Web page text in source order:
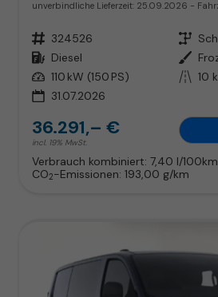
unverbindliche Lieferzeit: 25.09.2026
Fahrzeugnr. 324526 Getriebe
Kraftstoff Diesel Außenfarbe
Leistung 110 kW (150 PS) Kilometerstand 10
31.07.2026
36.291,– €
incl. 19% MwSt.
Verbrauch kombiniert: 7,40 l/100km
CO2-Emissionen: 193,00 g/km